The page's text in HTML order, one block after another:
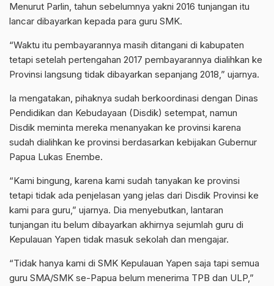
Menurut Parlin, tahun sebelumnya yakni 2016 tunjangan itu
lancar dibayarkan kepada para guru SMK.
“Waktu itu pembayarannya masih ditangani di kabupaten
tetapi setelah pertengahan 2017 pembayarannya dialihkan ke
Provinsi langsung tidak dibayarkan sepanjang 2018,” ujarnya.
Ia mengatakan, pihaknya sudah berkoordinasi dengan Dinas
Pendidikan dan Kebudayaan (Disdik) setempat, namun
Disdik meminta mereka menanyakan ke provinsi karena
sudah dialihkan ke provinsi berdasarkan kebijakan Gubernur
Papua Lukas Enembe.
“Kami bingung, karena kami sudah tanyakan ke provinsi
tetapi tidak ada penjelasan yang jelas dari Disdik Provinsi ke
kami para guru,” ujarnya. Dia menyebutkan, lantaran
tunjangan itu belum dibayarkan akhirnya sejumlah guru di
Kepulauan Yapen tidak masuk sekolah dan mengajar.
“Tidak hanya kami di SMK Kepulauan Yapen saja tapi semua
guru SMA/SMK se-Papua belum menerima TPB dan ULP,”